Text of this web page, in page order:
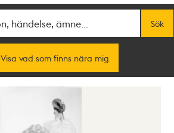
Sök
Visa vad som finns nära mig